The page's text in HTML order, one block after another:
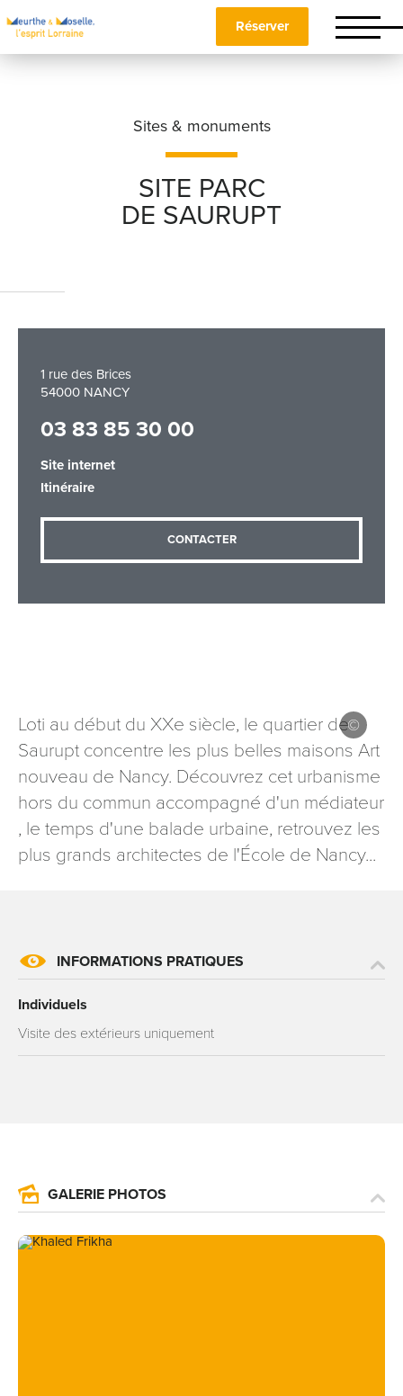
Réserver
Sites & monuments
SITE PARC
DE SAURUPT
1 rue des Brices
54000 NANCY
03 83 85 30 00
Site internet
Itinéraire
CONTACTER
Loti au début du XXe siècle, le quartier de
Saurupt concentre les plus belles maisons Art
nouveau de Nancy. Découvrez cet urbanisme
hors du commun accompagné d'un médiateur
, le temps d'une balade urbaine, retrouvez les
plus grands architectes de l'École de Nancy...
INFORMATIONS PRATIQUES
Individuels
Visite des extérieurs uniquement
GALERIE PHOTOS
Téléphone
Adresse email
Message*
nécessaires au traitement de votre demande (sauf
mention contraire). Vous disposez d’un droit d’accès, de
rectification et d’opposition aux données vous concernant,
que vous pouvez exercer en adressant une demande par
courriel à tourisme@departement54.fr ou par courrier
signé accompagné de la copie d’un titre d’identité à
l’adresse suivante : Meurthe & Moselle Tourisme - 48
esplanade Jacques-Baudot CO 90019 54035 NANCY